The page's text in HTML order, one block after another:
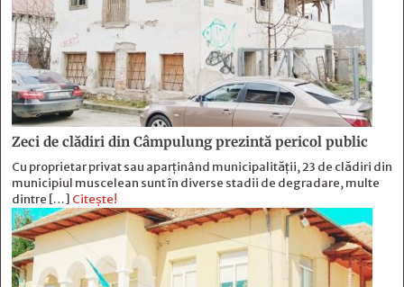
Zeci de clădiri din Câmpulung prezintă pericol public
Cu proprietar privat sau aparținând municipalității, 23 de clădiri din
municipiul muscelean sunt în diverse stadii de degradare, multe
dintre […] Citește!